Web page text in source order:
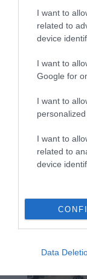
I want to
related to
device
I want to
Google for
I want to
personalized
I want to
related to
device
Data
ΡΑΦΗΝΑ
ΚΑΠΕΤΑΝ
Απαράδεκτη
αναχώρηση